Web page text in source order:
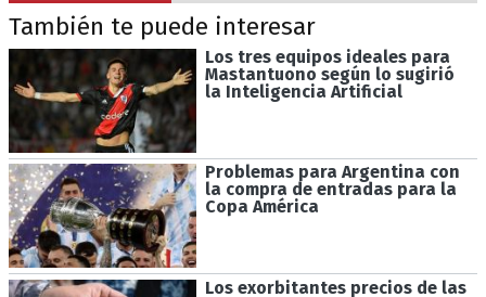
También te puede interesar
Los tres equipos ideales para
Mastantuono según lo sugirió
la Inteligencia Artificial
Problemas para Argentina con
la compra de entradas para la
Copa América
Los exorbitantes precios de las